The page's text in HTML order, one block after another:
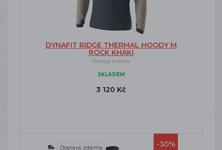
DYNAFIT RIDGE THERMAL HOODY M
ROCK KHAKI
Pánská mikina
SKLADEM
3 120 Kč
-30%
Doprava zdarma